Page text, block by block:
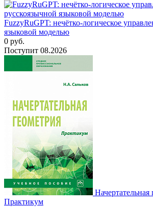
FuzzyRuGPT: нечётко-логическое
языковой моделью
0 руб.
Поступит 08.2026
Начертательная
Практикум